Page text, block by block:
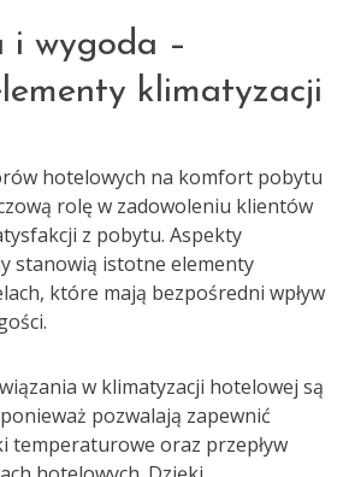
i wygoda –
klimatyzacji
hotelowych na komfort pobytu
rolę w zadowoleniu klientów
z pobytu. Aspekty
stanowią istotne elementy
które mają bezpośredni wpływ
w klimatyzacji hotelowej są
pozwalają zapewnić
temperaturowe oraz przepływ